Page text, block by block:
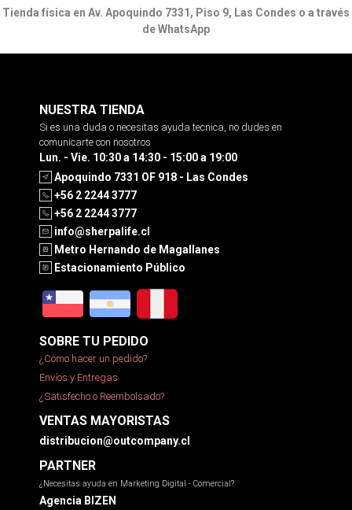
Tienda física en Av. Apoquindo 7331, Piso 9, Las Condes o a través
de WhatsApp
NUESTRA TIENDA
Si es una duda o necesitas ayuda tecnica, no dudes en
comunicarte con nosotros
Lun. - Vie. 10:30 a 14:30 - 15:00 a 19:00
Apoquindo 7331 OF 918 - Las Condes
+56 2 2244 3777
+56 2 2244 3777
info@sherpalife.cl
Metro Hernando de Magallanes
Estacionamiento Público
SOBRE TU PEDIDO
¿Cómo hacer un pedido?
Envíos y Entregas
¿Satisfecho o Reembolsado?
VENTAS MAYORISTAS
distribucion@outcompany.cl
PARTNER
¿Necesitas ayuda en Marketing Digital - Comercial?
Agencia BIZEN